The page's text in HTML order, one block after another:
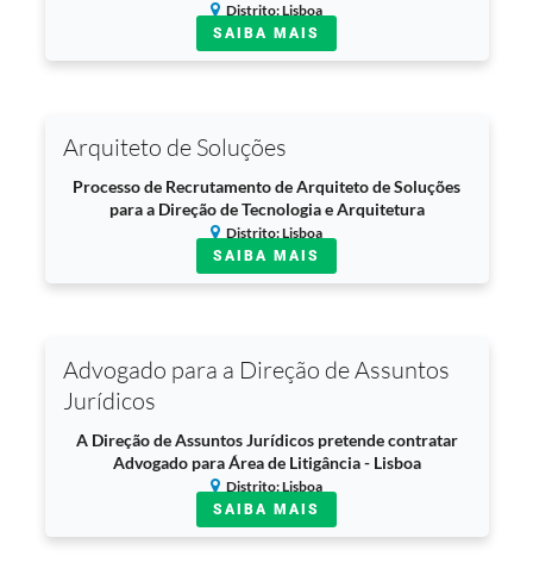
Distrito: Lisboa
SAIBA MAIS
Arquiteto de Soluções
Processo de Recrutamento de Arquiteto de Soluções
para a Direção de Tecnologia e Arquitetura
Distrito: Lisboa
SAIBA MAIS
Advogado para a Direção de Assuntos
Jurídicos
A Direção de Assuntos Jurídicos pretende contratar
Advogado para Área de Litigância - Lisboa
Distrito: Lisboa
SAIBA MAIS